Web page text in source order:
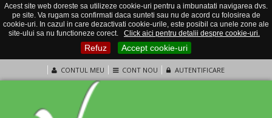
Acest site web doreste sa utilizeze cookie-uri pentru a imbunatati navigarea dvs.
pe site. Va rugam sa confirmati daca sunteti sau nu de acord cu folosirea de
cookie-uri. In cazul in care dezactivati cookie-urile, este posibil ca unele zone ale
site-ului sa nu functioneze corect.
Click aici pentru detalii despre cookie-uri.
Refuz Accept cookie-uri
CONTUL MEU CONT NOU AUTENTIFICARE